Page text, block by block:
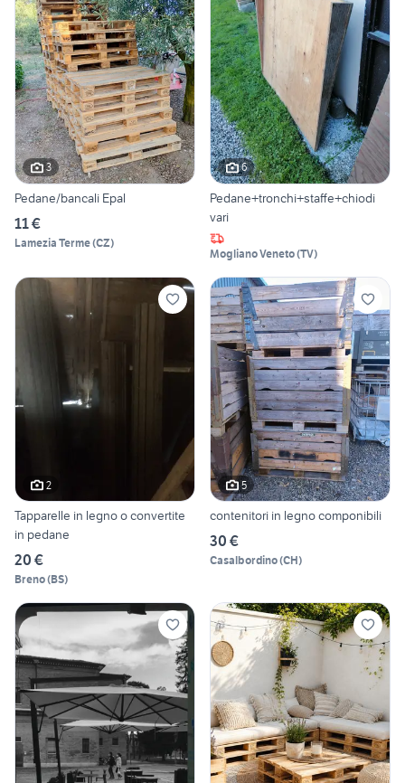
3
Pedane/bancali Epal
11 €
Lamezia Terme(CZ)
6
Pedane+tronchi+staffe+chiodi
vari
Mogliano Veneto(TV)
2
Tapparelle in legno o convertite
in pedane
20 €
Breno(BS)
5
contenitori in legno componibili
30 €
Casalbordino(CH)